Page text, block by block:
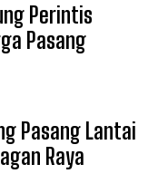
Perintis
Pasang
Pasang Lantai
Raya